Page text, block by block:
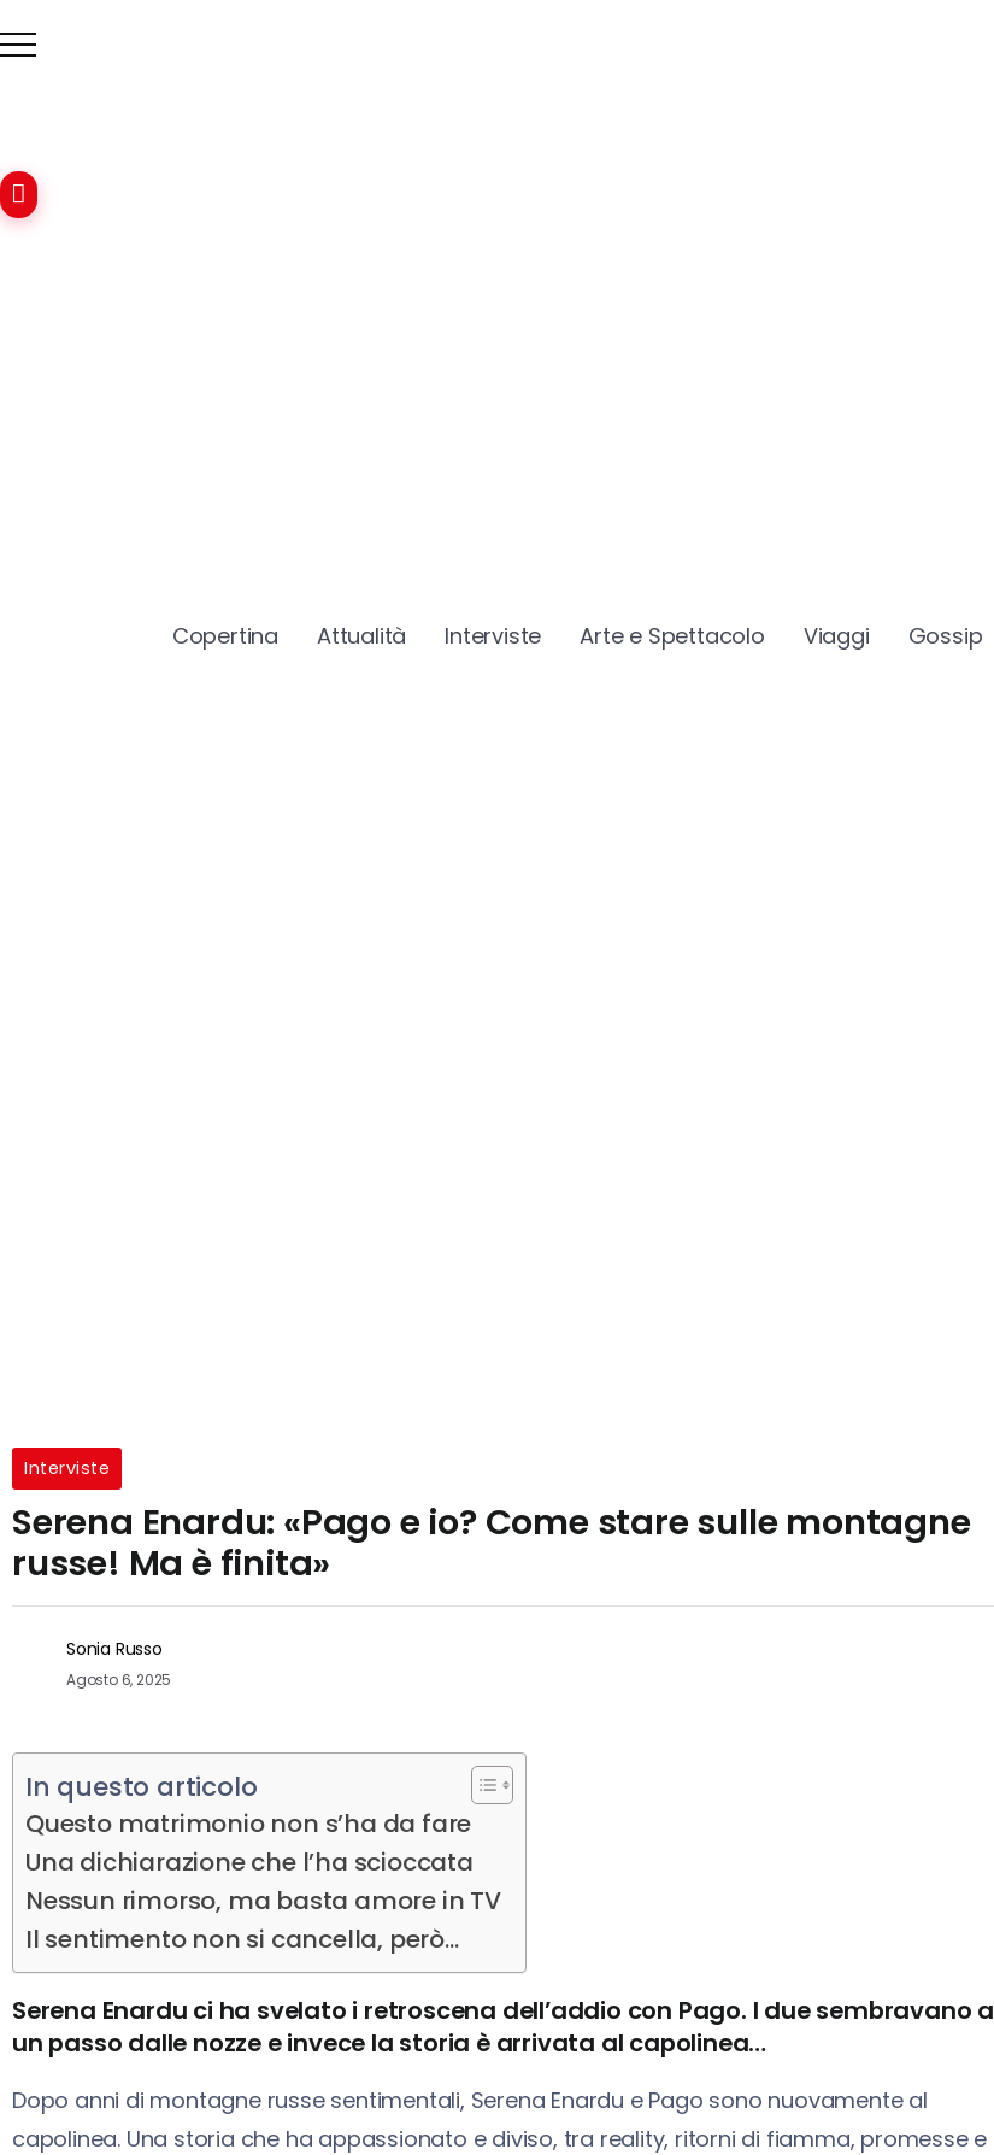
Copertina Attualità Interviste Arte e Spettacolo Viaggi Gossip
Interviste
Serena Enardu: «Pago e io? Come stare sulle montagne
russe! Ma è finita»
Sonia Russo
Agosto 6, 2025
In questo articolo
Questo matrimonio non s’ha da fare
Una dichiarazione che l’ha scioccata
Nessun rimorso, ma basta amore in TV
Il sentimento non si cancella, però...
Serena Enardu ci ha svelato i retroscena dell’addio con Pago. I due sembravano a
un passo dalle nozze e invece la storia è arrivata al capolinea…
Dopo anni di montagne russe sentimentali, Serena Enardu e Pago sono nuovamente al
capolinea. Una storia che ha appassionato e diviso, tra reality, ritorni di fiamma, promesse e